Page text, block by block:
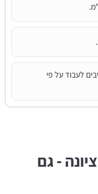
לעבוד על פי
- גם